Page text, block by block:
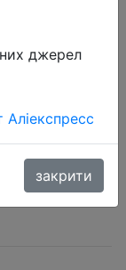
3D
для
…
джерел
Аліекспресс
закрити